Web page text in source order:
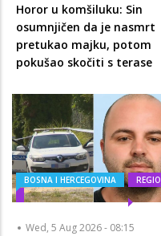
Horor u komšiluku: Sin
osumnjičen da je nasmrt
pretukao majku, potom
pokušao skočiti s terase
BOSNA I HERCEGOVINA
Wed, 5 Aug 2026 - 08:15